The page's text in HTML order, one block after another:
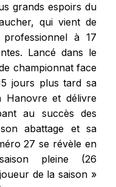
grands espoirs du
qui vient de
à 17
Lancé dans le
championnat face
jours plus tard sa
Hanovre et délivre
au succès des
abattage et sa
27 se révèle en
pleine (26
de la saison »